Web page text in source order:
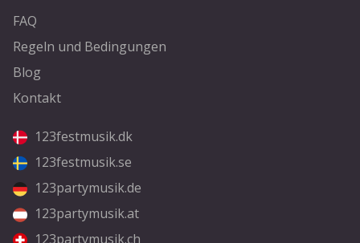
FAQ
Regeln und Bedingungen
Blog
Kontakt
123festmusik.dk
123festmusik.se
123partymusik.de
123partymusik.at
123partymusik.ch